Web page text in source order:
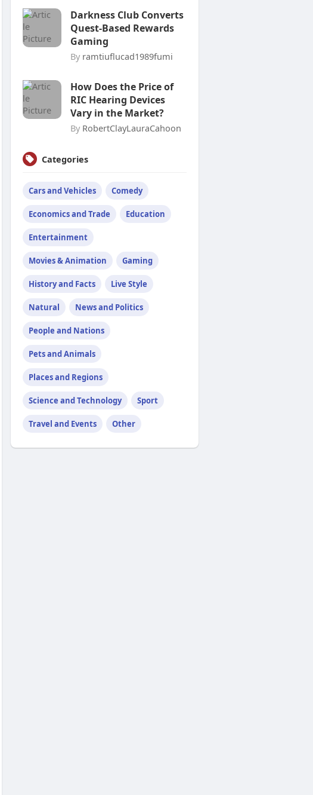
Darkness Club Converts
Quest-Based Rewards
Gaming
By ramtiuflucad1989fumi
How Does the Price of
RIC Hearing Devices
Vary in the Market?
By RobertClayLauraCahoon
Categories
Cars and Vehicles Comedy
Economics and Trade Education
Entertainment
Movies & Animation Gaming
History and Facts Live Style
Natural News and Politics
People and Nations
Pets and Animals
Places and Regions
Science and Technology Sport
Travel and Events Other